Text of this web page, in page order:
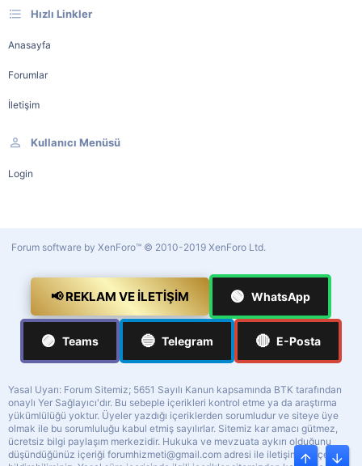
Hızlı Linkler
Anasayfa
Forumlar
İletişim
Kullanıcı Menüsü
Login
Forum software by XenForo™ © 2010-2019 XenForo Ltd.
📢 REKLAM VE İLETIŞIM 🟢 WhatsApp
🟣 Teams 🔵 Telegram 🔴 E-Posta
Yasal Uyarı: Forum Sitemiz; 5651 Sayılı Kanun kapsamında BTK tarafından
onaylı Yer Sağlayıcı'dır. Bu sebeple içerikleri kontrol etme ya da araştırma
yükümlülüğü yoktur. Üyeler yazdığı içeriklerden sorumludur ve siteye üye
olmak ile bu sorumluluğu kabul etmiş sayılırlar. Sitemiz kar amacı gütmez,
ücretsiz bilgi paylaşım merkezidir. Hukuka ve mevzuata aykırı olduğunu
düşündüğünüz içeriği forumhizmeti@gmail.com adresi ile iletişime geçerek